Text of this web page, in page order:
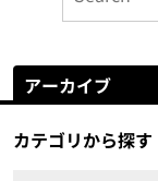
アーカイブ
カテゴリから探す